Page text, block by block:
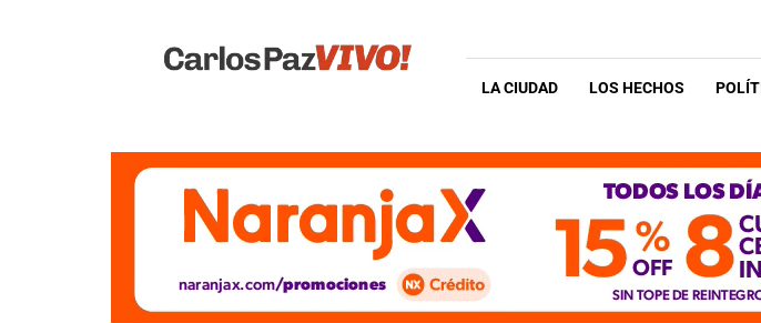
Vivo
LA CIUDAD LOS HECHOS